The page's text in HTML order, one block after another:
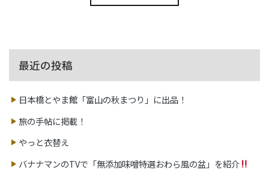
最近の投稿
日本橋とやま館「富山の秋まつり」に出品！
旅の手帖に掲載！
やっと衣替え
バナナマンのTVで「無添加味噌特選おわら風の盆」を紹介